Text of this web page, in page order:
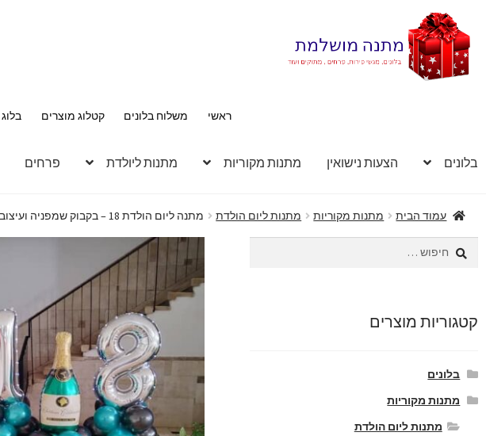
לניווט
לדלג
לתוכן
ראשי משלוח בלונים קטלוג מוצרים בלוג
בלונים הצעות נישואין מתנות מקוריות מתנות ליולדת פרחים
עמוד הבית מתנות מקוריות מתנות ליום הולדת מתנה ליום הולדת 18 – בקבוק שמפניה ועיצוב בלונים עם אורות
חיפוש:
קטגוריות מוצרים
בלונים
מתנות מקוריות
מתנות ליום הולדת